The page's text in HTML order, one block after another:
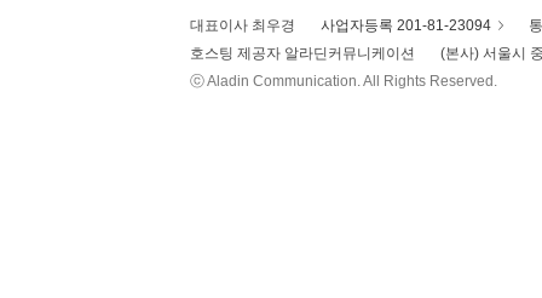
대표이사 최우경 사업자등록 201-81-23094
호스팅 제공자 알라딘커뮤니케이션
(본사) 서울시
ⓒ Aladin Communication. All Rights Reserved.